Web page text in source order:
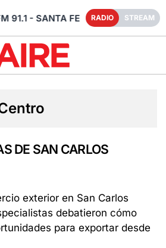
91.1 - SANTA FE RADIO STREAM
DE SAN CARLOS